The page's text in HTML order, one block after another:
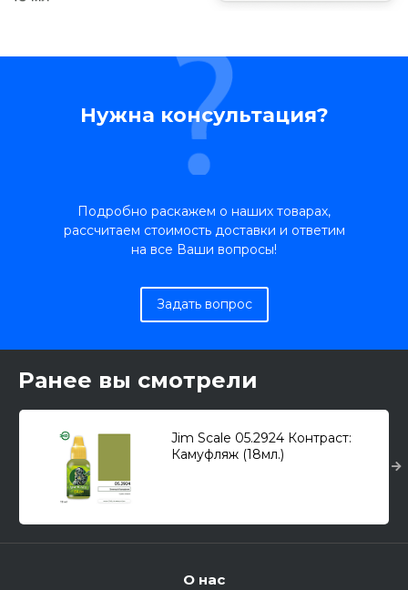
Нужна консультация?
Подробно раскажем о наших товарах,
рассчитаем стоимость доставки и ответим
на все Ваши вопросы!
Задать вопрос
Ранее вы смотрели
Jim Scale 05.2924 Контраст:
Камуфляж (18мл.)
О нас